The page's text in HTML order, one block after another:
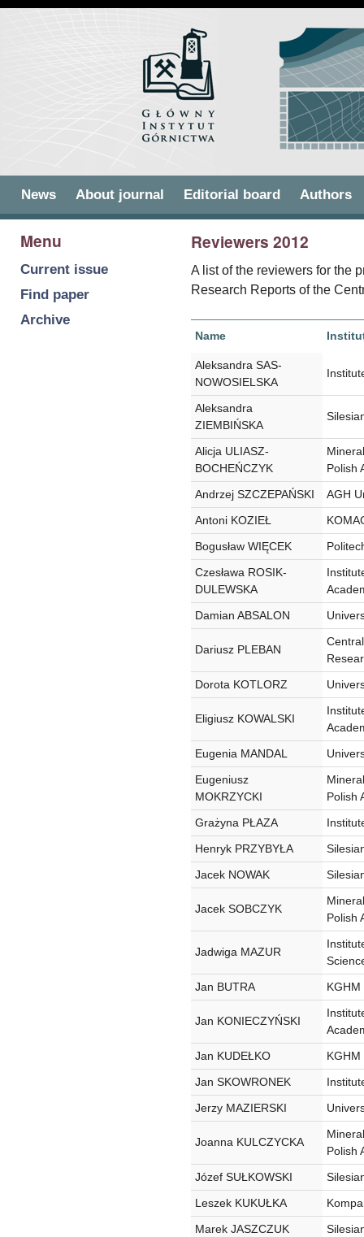
Main menu
News About journal Editorial board Authors
Reviewers 2012
A list of the reviewers for the
Research Reports of the
Name
Aleksandra SAS-
NOWOSIELSKA
Aleksandra
ZIEMBIŃSKA
Alicja ULIASZ-
BOCHEŃCZYK
Polish
Andrzej SZCZEPAŃSKI
AGH
Antoni KOZIEŁ
Bogusław WIĘCEK
Czesława ROSIK-
DULEWSKA
Damian ABSALON
Dariusz PLEBAN
Dorota KOTLORZ
Eligiusz KOWALSKI
Eugenia MANDAL
Eugeniusz
MOKRZYCKI
Polish
Grażyna PŁAZA
Henryk PRZYBYŁA
Jacek NOWAK
Jacek SOBCZYK
Polish
Jadwiga MAZUR
Jan BUTRA
Jan KONIECZYŃSKI
Jan KUDEŁKO
Jan SKOWRONEK
Jerzy MAZIERSKI
Joanna KULCZYCKA
Polish
Józef SUŁKOWSKI
Leszek KUKUŁKA
Marek JASZCZUK
Menu
Current issue
Find paper
Archive